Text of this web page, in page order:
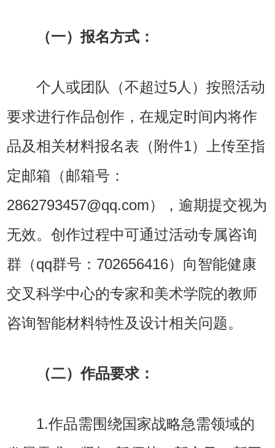
（一）报名方式：
个人或团队（不超过5人）按照活动
要求进行作品创作，在规定时间内将作
品及相关材料报名表（附件1）上传至指
定邮箱（邮箱号：
2862793457@qq.com），逾期提交视为
无效。创作过程中可通过活动专属咨询
群（qq群号：702656416）向智能健康
交叉科学中心的专家和美术学院的教师
咨询智能材料特性及设计相关问题。
（二）作品要求：
1.作品需围绕国家战略急需领域的